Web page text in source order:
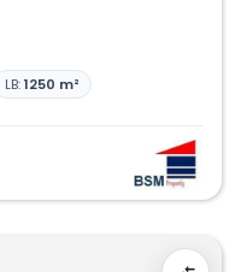
LB:1250 m²